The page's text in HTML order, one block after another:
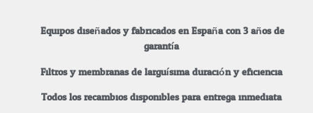
Equipos diseñados y fabricados en España con 3 años de
garantía.
Filtros y membranas de larguísima duración y eficiencia.
Todos los recambios disponibles para entrega inmediata.